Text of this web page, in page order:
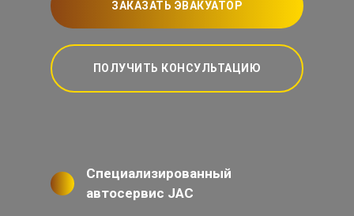
ЗАКАЗАТЬ ЭВАКУАТОР
ПОЛУЧИТЬ КОНСУЛЬТАЦИЮ
Специализированный
автосервис JAC